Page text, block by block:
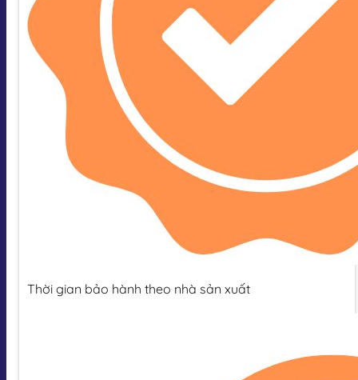
Thời gian bảo hành theo nhà sản xuất